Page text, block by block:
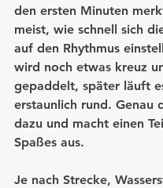
den ersten Minuten
meist, wie schnell sich
auf den Rhythmus
wird noch etwas kreuz
gepaddelt, später läuft
erstaunlich rund. Genau
dazu und macht einen
Spaßes aus.
Je nach Strecke,